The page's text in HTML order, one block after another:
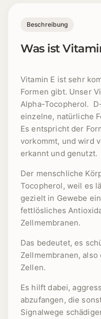
Beschreibung
Was ist
Vitamin E ist sehr
Formen gibt. Unser
Alpha-Tocopherol.
einzelne, natürliche
Es entspricht der
vorkommt, und wird
erkannt und genutzt.
Der menschliche
Tocopherol, weil es
gezielt in Gewebe
fettlösliches
Zellmembranen.
Das bedeutet, es
Zellmembranen,
Zellen.
Es hilft dabei,
abzufangen, die
Signalwege